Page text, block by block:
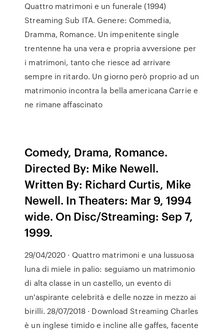
Quattro matrimoni e un funerale (1994)
Streaming Sub ITA. Genere: Commedia,
Dramma, Romance. Un impenitente single
trentenne ha una vera e propria avversione per
i matrimoni, tanto che riesce ad arrivare
sempre in ritardo. Un giorno però proprio ad un
matrimonio incontra la bella americana Carrie e
ne rimane affascinato
Comedy, Drama, Romance.
Directed By: Mike Newell.
Written By: Richard Curtis, Mike
Newell. In Theaters: Mar 9, 1994
wide. On Disc/Streaming: Sep 7,
1999.
29/04/2020 · Quattro matrimoni e una lussuosa
luna di miele in palio: seguiamo un matrimonio
di alta classe in un castello, un evento di
un'aspirante celebrità e delle nozze in mezzo ai
birilli. 28/07/2018 · Download Streaming Charles
è un inglese timido e incline alle gaffes, facente